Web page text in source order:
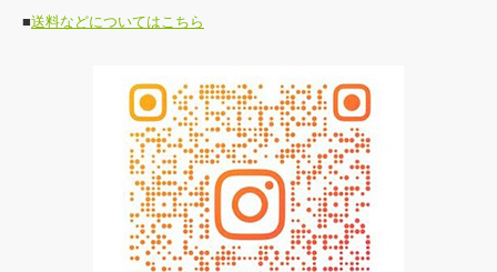
■送料などについてはこちら